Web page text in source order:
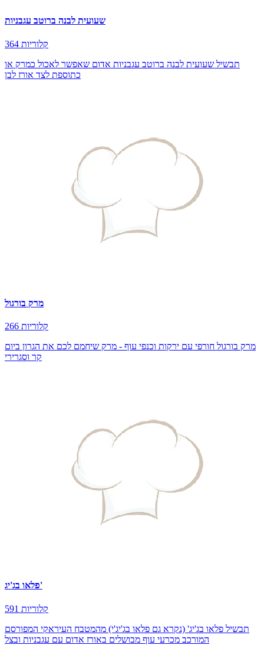
שעועית לבנה ברוטב עגבניות
364 קלוריות
תבשיל שעועית לבנה ברוטב עגבניות אדום שאפשר לאכול כמרק או
כתוספת לצד אורז לבן
מרק בורגול
266 קלוריות
מרק בורגול חורפי עם ירקות וכנפי עוף - מרק שיחמם לכם את הגרון ביום
קר וסגרירי
פלאו בג'יג'
591 קלוריות
תבשיל פלאו בג'יג' (נקרא גם פלאו בג'יג'י) מהמטבח העיראקי המפורסם
המורכב מכרעי עוף מבושלים באורז אדום עם עגבניות ובצל